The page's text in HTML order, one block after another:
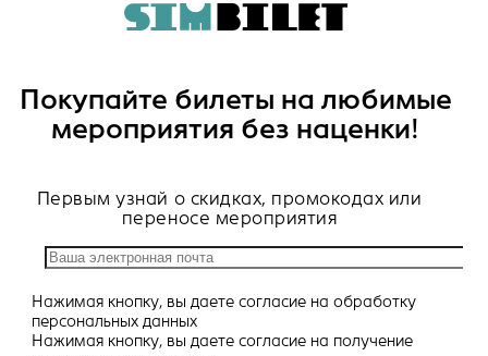
Покупайте билеты на любимые
мероприятия без наценки!
Первым узнай о скидках, промокодах или
переносе мероприятия
Нажимая кнопку, вы даете согласие на обработку
персональных данных
Нажимая кнопку, вы даете согласие на получение